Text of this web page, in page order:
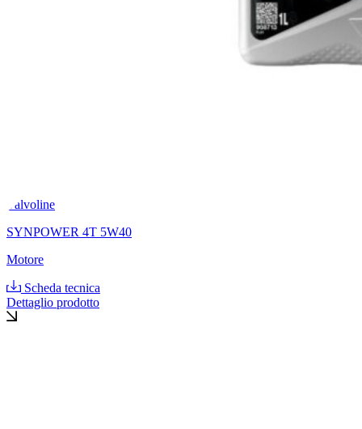
Valvoline
SYNPOWER 4T 5W40
Motore
Scheda tecnica
Dettaglio prodotto